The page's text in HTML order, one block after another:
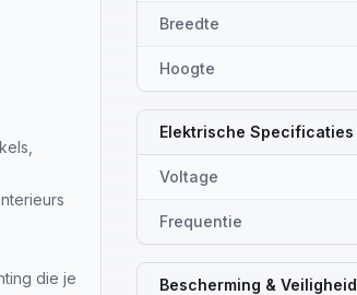
die je
Breedte
Hoogte
Elektrische Specificaties
Voltage
Frequentie
Bescherming & Veiligheid